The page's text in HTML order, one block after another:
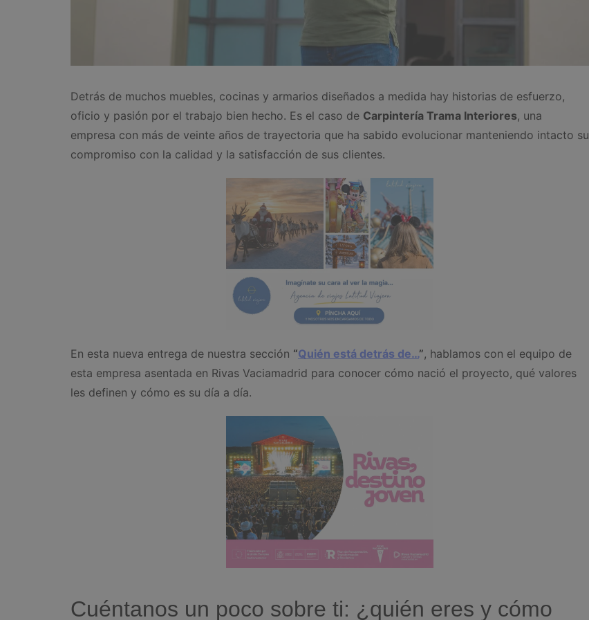
Detrás de muchos muebles, cocinas y armarios diseñados a medida hay historias de esfuerzo,
oficio y pasión por el trabajo bien hecho. Es el caso de Carpintería Trama Interiores, una
empresa con más de veinte años de trayectoria que ha sabido evolucionar manteniendo intacto su
compromiso con la calidad y la satisfacción de sus clientes.
En esta nueva entrega de nuestra sección “Quién está detrás de…”, hablamos con el equipo de
esta empresa asentada en Rivas Vaciamadrid para conocer cómo nació el proyecto, qué valores
les definen y cómo es su día a día.
Cuéntanos un poco sobre ti: ¿quién eres y cómo